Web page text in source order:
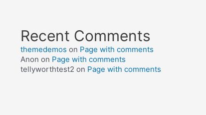
Recent Comments
themedemos on Page with comments
Anon on Page with comments
tellyworthtest2 on Page with comments